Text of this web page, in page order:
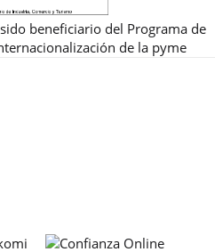
beneficiario del Programa de
de la pyme